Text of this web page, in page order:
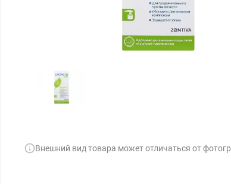
Внешний вид товара может отличаться от